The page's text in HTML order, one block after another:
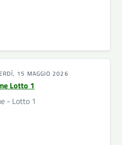
15 MAGGIO 2026
Lotto 1
- Lotto 1